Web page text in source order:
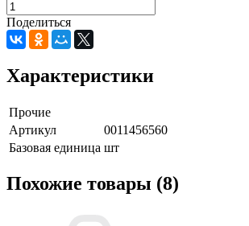
Поделиться
Характеристики
Прочие
Артикул
0011456560
Базовая единица шт
Похожие товары (8)